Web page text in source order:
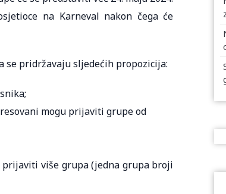
na Karneval nakon čega će
se pridržavaju sljedećih propozicija:
mogu prijaviti grupe od
prijaviti više grupa (jedna grupa broji